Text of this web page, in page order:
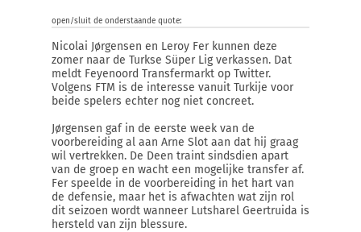
open/sluit de onderstaande quote:
Nicolai Jørgensen en Leroy Fer kunnen deze
zomer naar de Turkse Süper Lig verkassen. Dat
meldt Feyenoord Transfermarkt op Twitter.
Volgens FTM is de interesse vanuit Turkije voor
beide spelers echter nog niet concreet.
Jørgensen gaf in de eerste week van de
voorbereiding al aan Arne Slot aan dat hij graag
wil vertrekken. De Deen traint sindsdien apart
van de groep en wacht een mogelijke transfer af.
Fer speelde in de voorbereiding in het hart van
de defensie, maar het is afwachten wat zijn rol
dit seizoen wordt wanneer Lutsharel Geertruida is
hersteld van zijn blessure.